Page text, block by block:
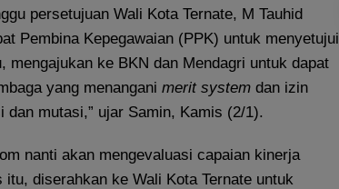
persetujuan Wali Kota Ternate, M Tauhid
Pembina Kepegawaian (PPK) untuk menyetujui
mengajukan ke BKN dan Mendagri untuk dapat
yang menangani merit system dan izin
dan mutasi,” ujar Samin, Kamis (2/1).
nanti akan mengevaluasi capaian kinerja
diserahkan ke Wali Kota Ternate untuk